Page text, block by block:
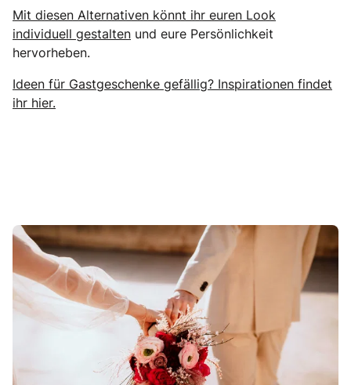
Mit diesen Alternativen könnt ihr euren Look
individuell gestalten und eure Persönlichkeit
hervorheben.
Ideen für Gastgeschenke gefällig? Inspirationen findet
ihr hier.